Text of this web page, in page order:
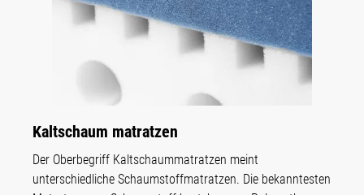
Kaltschaum matratzen
Der Oberbegriff Kaltschaummatratzen meint
unterschiedliche Schaumstoffmatratzen. Die bekanntesten